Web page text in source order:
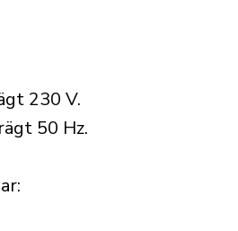
230 V.
50 Hz.